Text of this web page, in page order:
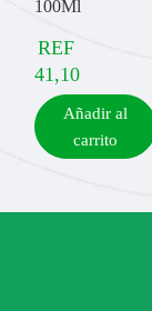
100Ml
REF
41,10
Añadir al
carrito